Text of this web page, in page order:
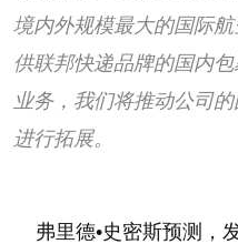
境内外规模最大的国际
供联邦快递品牌的国内
业务，我们将推动公司
进行拓展。
弗里德•史密斯预测，